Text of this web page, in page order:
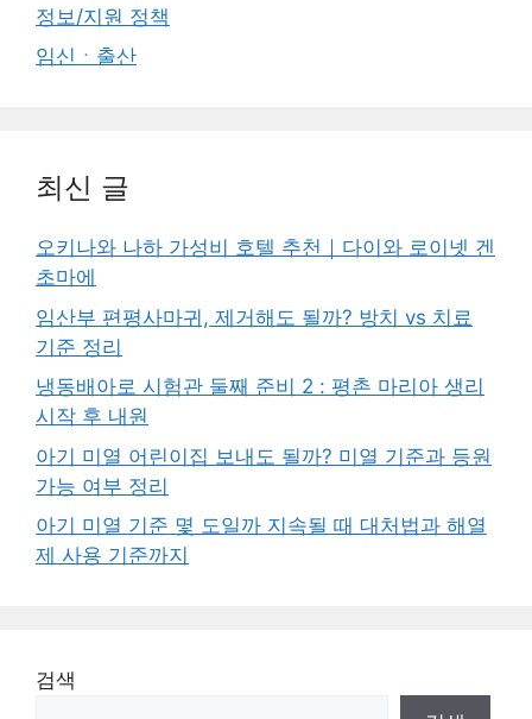
정보/지원 정책
임신ㆍ출산
최신 글
오키나와 나하 가성비 호텔 추천｜다이와 로이넷 겐
초마에
임산부 편평사마귀, 제거해도 될까? 방치 vs 치료
기준 정리
냉동배아로 시험관 둘째 준비 2 : 평촌 마리아 생리
시작 후 내원
아기 미열 어린이집 보내도 될까? 미열 기준과 등원
가능 여부 정리
아기 미열 기준 몇 도일까 지속될 때 대처법과 해열
제 사용 기준까지
검색